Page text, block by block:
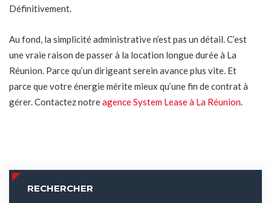
Définitivement.
Au fond, la simplicité administrative n’est pas un détail. C’est
une vraie raison de passer à la location longue durée à La
Réunion. Parce qu’un dirigeant serein avance plus vite. Et
parce que votre énergie mérite mieux qu’une fin de contrat à
gérer. Contactez notreagence System Lease à La Réunion.
RECHERCHER